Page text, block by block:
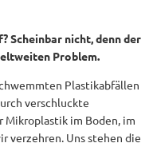
Scheinbar nicht, denn der
Problem.
Plastikabfällen
verschluckte
Mikroplastik im Boden, im
verzehren. Uns stehen die